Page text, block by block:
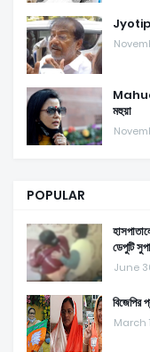
Mahua:
মহুয়া
POPULAR
ডেপুটি
June
বিজেপির
March